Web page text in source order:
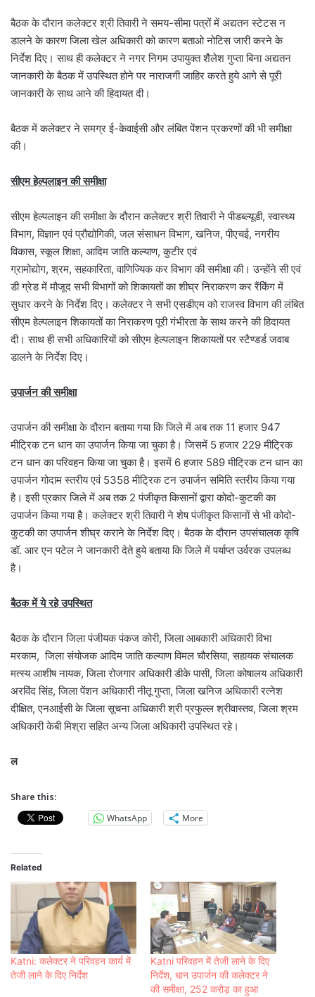
बैठक के दौरान कलेक्‍टर श्री तिवारी ने समय-सीमा पत्रों में अद्यतन स्‍टेटस न
डालने के कारण जिला खेल अधिकारी को कारण बताओ नोटिस जारी करने के
निर्देश दिए। साथ ही कलेक्‍टर ने नगर निगम उपायुक्‍त शैलेश गुप्ता बिना अद्यतन
जानकारी के बैठक में उपस्थित होने पर नाराजगी जाहिर करते हुये आगे से पूरी
जानकारी के साथ आने की हिदायत दी।
बैठक में कलेक्‍टर ने समग्र ई-केवाईसी और लंबित पेंशन प्रकरणों की भी समीक्षा
की।
सीएम हेल्‍पलाइन की समीक्षा
सीएम हेल्‍पलाइन की समीक्षा के दौरान कलेक्‍टर श्री तिवारी ने पीडब्‍ल्‍यूडी, स्‍वास्‍थ्‍य
विभाग, विज्ञान एवं प्रौद्योगिकी, जल संसाधन विभाग, खनिज, पीएचई, नगरीय
विकास, स्‍कूल शिक्षा, आदिम जाति कल्‍याण, कुटीर एवं
ग्रामोद्योग, श्रम, सहकारिता, वाणिज्यिक कर विभाग की समीक्षा की। उन्‍होंने सी एवं
डी ग्रेड में मौजूद सभी विभागों को शिकायतों का शीघ्र निराकरण कर रैंकिेंग में
सुधार करने के निर्देश दिए। कलेक्‍टर ने सभी एसडीएम को राजस्‍व विभाग की लंबित
सीएम हेल्‍पलाइन शिकायतों का निराकरण पूरी गंभीरता के साथ करने की हिदायत
दी। साथ ही सभी अधिकारियों को सीएम हेल्‍पलाइन शिकायतों पर स्‍टैण्‍डर्ड जवाब
डालने के निर्देश दिए।
उपार्जन की समीक्षा
उपार्जन की समीक्षा के दौरान बताया गया कि जिले में अब तक 11 हजार 947
मीट्रिक टन धान का उपार्जन किया जा चुका है। जिसमें 5 हजार 229 मीट्रिक
टन धान का परिवहन किया जा चुका है। इसमें 6 हजार 589 मीट्रिक टन धान का
उपार्जन गोदाम स्‍तरीय एवं 5358 मीट्रिक टन उपार्जन सम‍िति स्‍तरीय किया गया
है। इसी प्रकार जिले में अब तक 2 पंजीकृत किसानों द्वारा कोदो-कुटकी का
उपार्जन किया गया है। कलेक्‍टर श्री तिवारी ने शेष पंजीकृत किसानों से भी कोदो-
कुटकी का उपार्जन शीघ्र कराने के निर्देश दिए। बैठक के दौरान उपसंचालक कृषि
डॉ. आर एन पटेल ने जानकारी देते हुये बताया कि जिले में पर्याप्‍त उर्वरक उपलब्‍ध
है।
बैठक में ये रहे उपस्थित
बैठक के दौरान जिला पंजीयक पंकज कोरी, जिला आबकारी अधिकारी विभा
मरकाम, जिला संयोजक आदिम जाति कल्याण विमल चौरसिया, सहायक संचालक
मत्‍स्य आशीष नायक, जिला रोजगार अधिकारी डीके पासी, जिला कोषालय अधिकारी
अरविंद सिंह, जिला पेंशन अधिकारी नीतू गुप्ता, जिला खनिज अधिकारी रत्‍नेश
दीक्षित, एनआईसी के जिला सूचना अधिकारी श्री प्रफुल्‍ल श्रीवास्‍तव, जिला श्रम
अधिकारी केबी मिश्रा सहित अन्य जिला अधिकारी उपस्थित रहे।
ल
Share this:
WhatsApp
More
Related
Katni: कलेक्टर ने परिवहन कार्य में
तेजी लाने के दिए निर्देश
Katni परिवहन में तेजी लाने के दिए
निर्देश, धान उपार्जन की कलेक्टर ने
की समीक्षा, 252 करोड़ का हुआ